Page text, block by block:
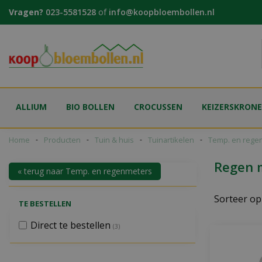
naar
Home Producten Tuin & huis Tuinartikelen Temp. en
Vragen? 023-5581528 of info@koopbloembollen.nl
ALLIUM BIO BOLLEN CROCUSSEN
Regen
Sorteer op
« terug naar Temp. en regenmeters
TE BESTELLEN
Direct te bestellen (3)